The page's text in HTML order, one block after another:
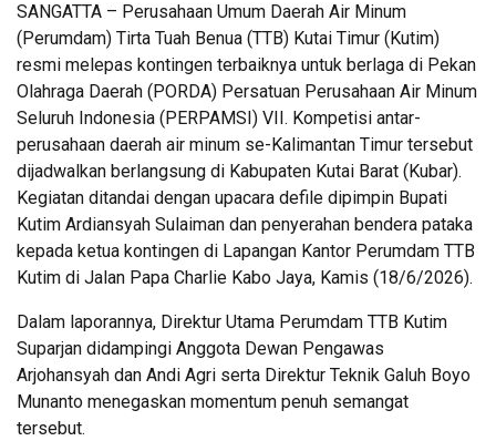
SANGATTA – Perusahaan Umum Daerah Air Minum
(Perumdam) Tirta Tuah Benua (TTB) Kutai Timur (Kutim)
resmi melepas kontingen terbaiknya untuk berlaga di Pekan
Olahraga Daerah (PORDA) Persatuan Perusahaan Air Minum
Seluruh Indonesia (PERPAMSI) VII. Kompetisi antar-
perusahaan daerah air minum se-Kalimantan Timur tersebut
dijadwalkan berlangsung di Kabupaten Kutai Barat (Kubar).
Kegiatan ditandai dengan upacara defile dipimpin Bupati
Kutim Ardiansyah Sulaiman dan penyerahan bendera pataka
kepada ketua kontingen di Lapangan Kantor Perumdam TTB
Kutim di Jalan Papa Charlie Kabo Jaya, Kamis (18/6/2026).
Dalam laporannya, Direktur Utama Perumdam TTB Kutim
Suparjan didampingi Anggota Dewan Pengawas
Arjohansyah dan Andi Agri serta Direktur Teknik Galuh Boyo
Munanto menegaskan momentum penuh semangat
tersebut.